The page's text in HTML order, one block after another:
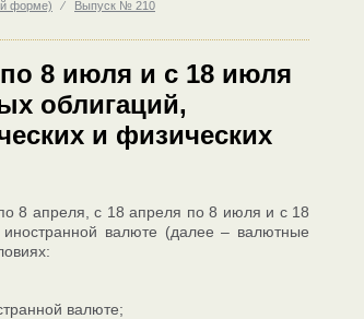
форме) ⁄ Выпуск № 210
8 июля и с 18 июля
облигаций,
и физических
8 апреля, с 18 апреля по 8 июля и с 18
валюте (далее – валютные
валюте;